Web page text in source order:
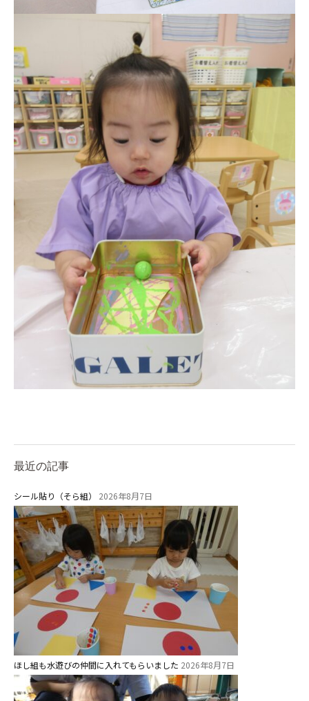
最近の記事
シール貼り（そら組） 2026年8月7日
ほし組も水遊びの仲間に入れてもらいました 2026年8月7日
お知らせ
今日の幼稚園
園児募集要項
教職員募集
園のこと
園舎案内
安⼼・安全対策
課外教室
理事長のことば
教育と保育
年間⾏事
預かり保育［ヒラソル ]
美⽊多チコス
美⽊多チコスについて
美⽊多チコスブログ
未就園児クラス
0歳親子登園［マカロンクラス ]
1歳・2歳親子登園［マリポサクラ
ス ]
2歳児ひとり登園［ゆず組 ]